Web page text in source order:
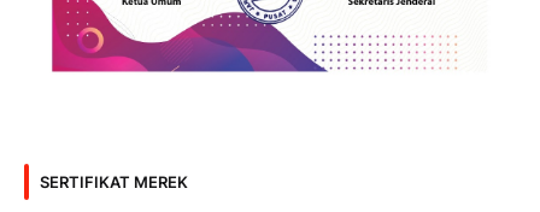
SERTIFIKAT MEREK